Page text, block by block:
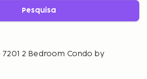
Pesquisa
2 Bedroom Condo by